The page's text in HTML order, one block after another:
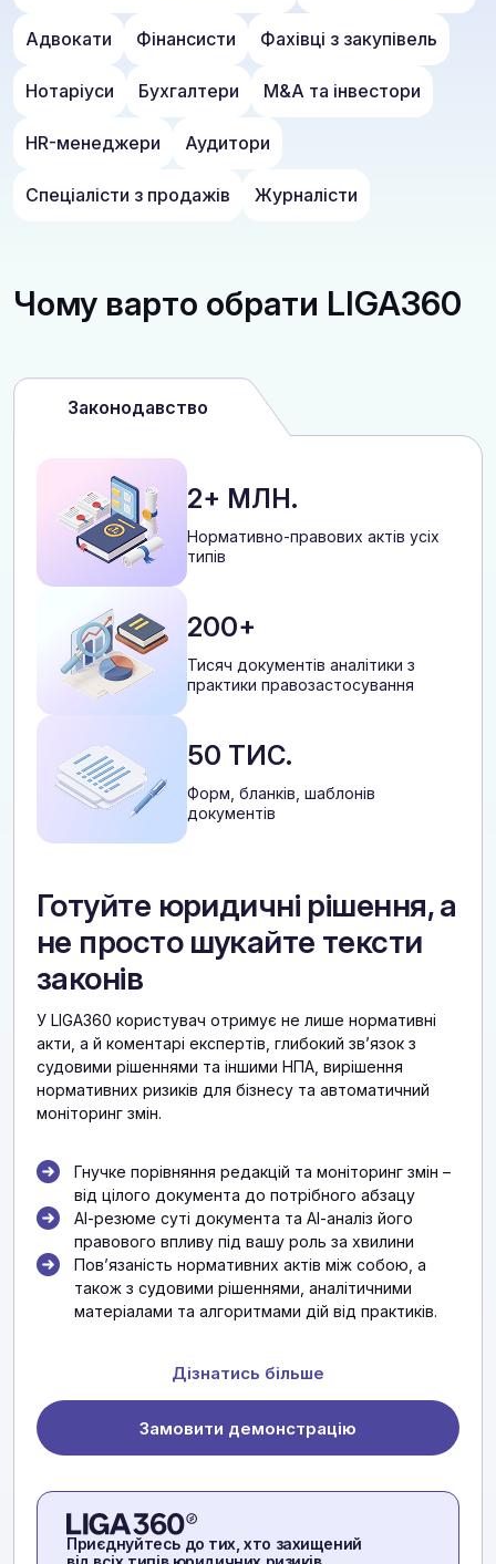
Адвокати Фінансисти Фахівці з закупівель
Нотаріуси Бухгалтери M&A та інвестори
HR-менеджери Аудитори
Спеціалісти з продажів Журналісти
Чому варто обрати LIGA360
Законодавство
2+ МЛН.
Нормативно-правових актів усіх
типів
200+
Тисяч документів аналітики з
практики правозастосування
50 ТИС.
Форм, бланків, шаблонів
документів
Готуйте юридичні рішення, а
не просто шукайте тексти
законів
У LIGA360 користувач отримує не лише нормативні
акти, а й коментарі експертів, глибокий звʼязок з
судовими рішеннями та іншими НПА, вирішення
нормативних ризиків для бізнесу та автоматичний
моніторинг змін.
Гнучке порівняння редакцій та моніторинг змін –
від цілого документа до потрібного абзацу
АІ-резюме суті документа та АІ-аналіз його
правового впливу під вашу роль за хвилини
Повʼязаність нормативних актів між собою, а
також з судовими рішеннями, аналітичними
матеріалами та алгоритмами дій від практиків.
Дізнатись більше
Замовити демонстрацію
Приєднуйтесь до тих, хто захищений